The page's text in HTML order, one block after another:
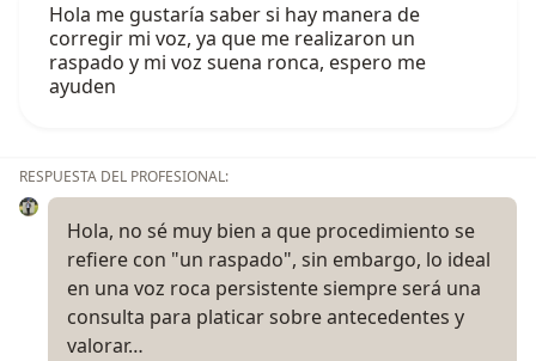
Hola me gustaría saber si hay manera de
corregir mi voz, ya que me realizaron un
raspado y mi voz suena ronca, espero me
ayuden
RESPUESTA DEL PROFESIONAL:
Hola, no sé muy bien a que procedimiento se
refiere con "un raspado", sin embargo, lo ideal
en una voz roca persistente siempre será una
consulta para platicar sobre antecedentes y
valorar…